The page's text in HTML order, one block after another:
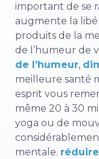
important de se
augmente la
produits de la
de l’humeur de
de l’humeur,
meilleure santé
esprit vous
même 20 à 30
yoga ou de
mentale.